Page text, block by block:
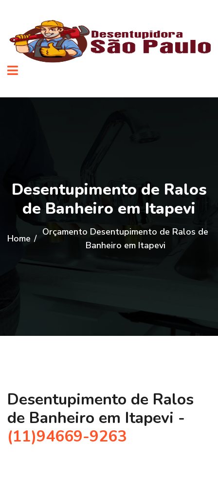
Desentupimento de Ralos
de Banheiro em Itapevi
Home /
Orçamento Desentupimento de Ralos de
Banheiro em Itapevi
Desentupimento de Ralos
de Banheiro em Itapevi -
(11)94669-9263